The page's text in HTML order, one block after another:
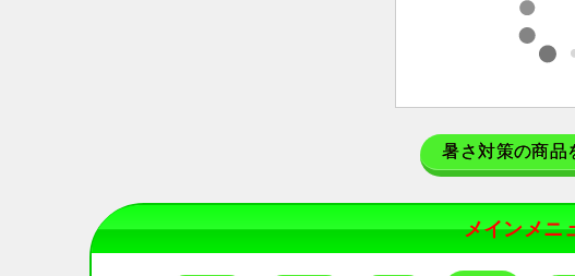
暑さ対策の商品
メインメニ